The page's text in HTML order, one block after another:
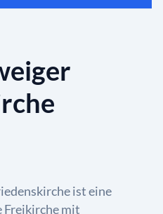
ist eine
Freikirche mit